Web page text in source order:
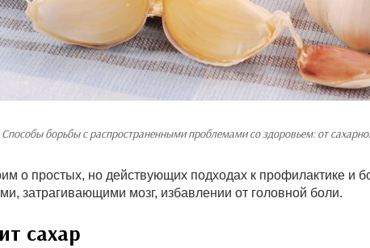
Способы борьбы с распространенными проблемами со здоровьем: от
о простых, но действующих подходах к профилактике и
затрагивающими мозг, избавлении от головной боли.
сахар